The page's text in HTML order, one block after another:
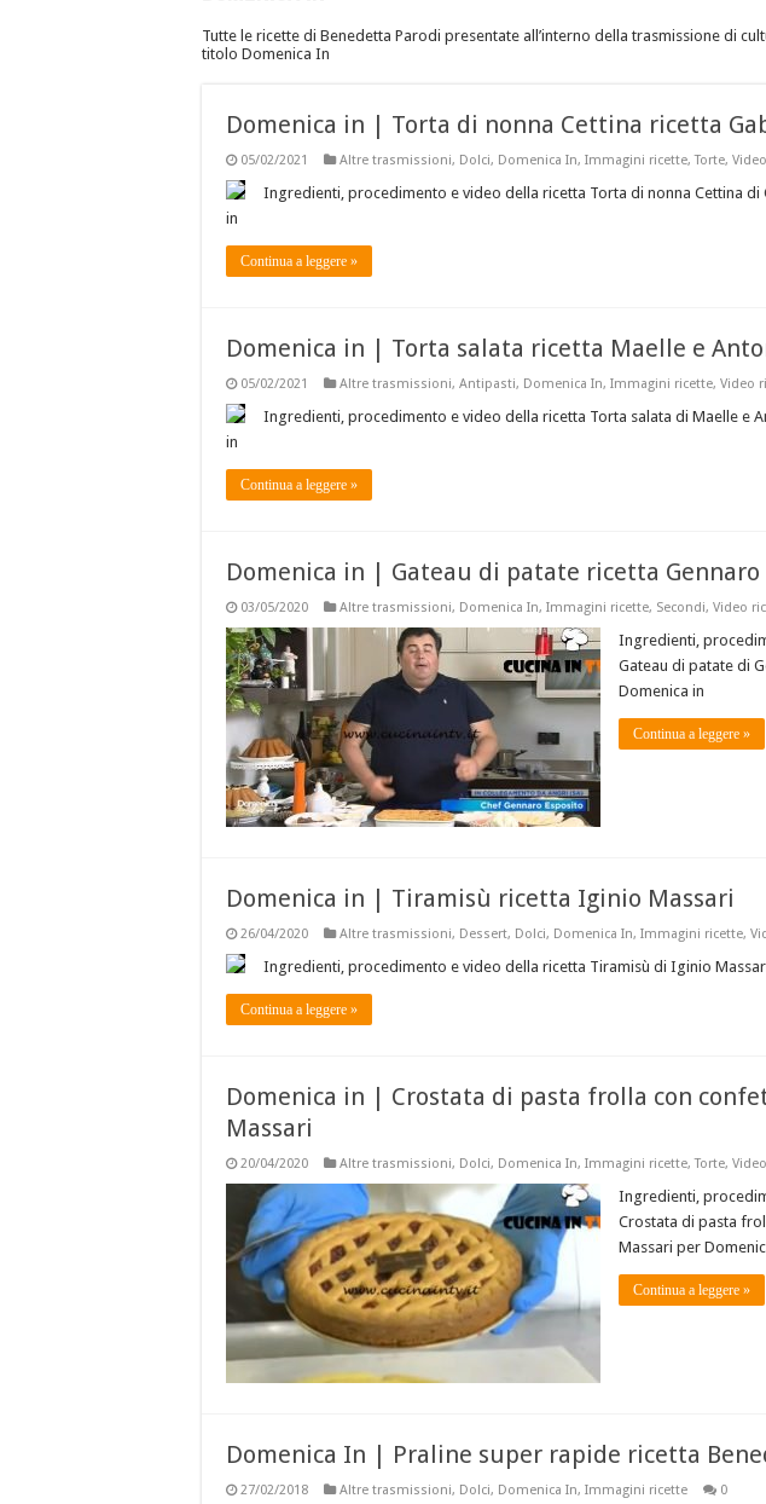
Tutte le ricette di Benedetta Parodi presentate all’interno della trasmissione di
titolo Domenica In
Domenica in | Torta di nonna Cettina ricetta
05/02/2021 Altre trasmissioni, Dolci, Domenica In, Immagini ricette,Torte,
Ingredienti, procedimento e video della ricetta Torta di nonna Cettina di
in
Continua a leggere »
Domenica in | Torta salata ricetta Maelle e
05/02/2021 Altre trasmissioni, Antipasti, Domenica In, Immagini ricette, Video
Ingredienti, procedimento e video della ricetta Torta salata di Maelle e
in
Continua a leggere »
Domenica in | Gateau di patate ricetta Gennaro
03/05/2020 Altre trasmissioni, Domenica In, Immagini ricette, Secondi, Video
Ingredienti,
Gateau di patate di
Domenica in
Continua a leggere »
Domenica in | Tiramisù ricetta Iginio Massari
26/04/2020 Altre trasmissioni, Dessert, Dolci, Domenica In, Immagini ricette,
Ingredienti, procedimento e video della ricetta Tiramisù di Iginio
Continua a leggere »
Domenica in | Crostata di pasta frolla con
Massari
20/04/2020 Altre trasmissioni, Dolci, Domenica In, Immagini ricette,Torte,
Ingredienti,
Crostata di pasta
Massari per
Continua a leggere »
Domenica In | Praline super rapide ricetta
27/02/2018 Altre trasmissioni, Dolci, Domenica In, Immagini ricette 0